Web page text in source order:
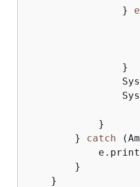
                }
                }
            }
        }
catch
        }
    }